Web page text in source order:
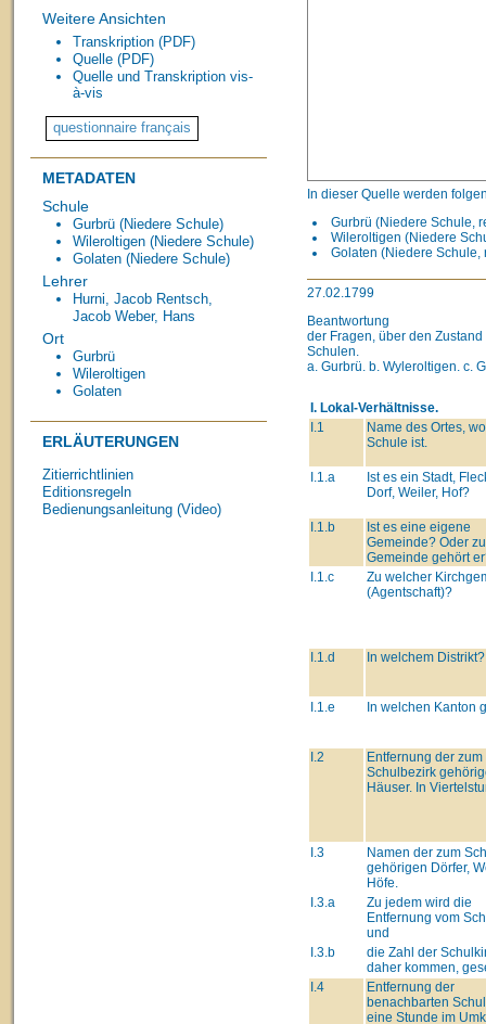
Weitere Ansichten
Transkription (PDF)
Quelle (PDF)
Quelle und Transkription vis-
à-vis
METADATEN
Schule
Gurbrü (Niedere Schule)
Wileroltigen (Niedere Schule)
Golaten (Niedere Schule)
Lehrer
Hurni, Jacob Rentsch,
Jacob Weber, Hans
Ort
Gurbrü
Wileroltigen
Golaten
ERLÄUTERUNGEN
Zitierrichtlinien
Editionsregeln
Bedienungsanleitung (Video)
In dieser Quelle werden
Gurbrü (Niedere Schule,
Wileroltigen (Niedere
Golaten (Niedere Schule,
27.02.1799
Beantwortung
der Fragen, über den
Schulen.
a. Gurbrü. b. Wyleroltigen. c.
I. Lokal-Verhältnisse.
I.1
Name des Ortes,
Schule ist.
I.1.a
Ist es ein Stadt,
Dorf, Weiler, Hof?
I.1.b
Ist es eine eigene
Gemeinde? Oder
Gemeinde gehört
I.1.c
Zu welcher
(Agentschaft)?
I.1.d In welchem Distrikt?
I.1.e In welchen Kanton
I.2
Entfernung der zum
Schulbezirk
Häuser. In
I.3
Namen der zum
gehörigen Dörfer,
Höfe.
I.3.a
Zu jedem wird die
Entfernung vom
und
I.3.b
die Zahl der
daher kommen,
I.4
Entfernung der
benachbarten
eine Stunde im